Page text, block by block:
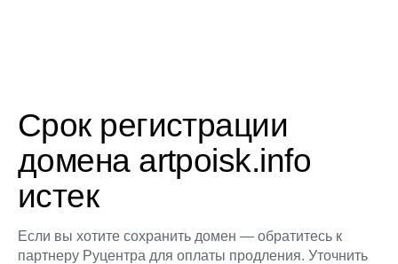
Срок регистрации
домена artpoisk.info
истек
Если вы хотите сохранить домен — обратитесь к
партнеру Руцентра для оплаты продления. Уточнить